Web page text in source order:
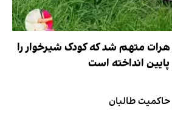
هرات متهم شد که کودک شیرخوار را
انداخته است
حاکمیت طالبان